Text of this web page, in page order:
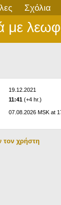
Σχόλια
με
19.12.2021
11:41 (+4 hr.)
07.08.2026 MSK at
τον χρήστη